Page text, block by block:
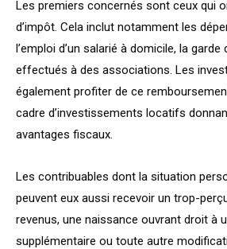
Les premiers concernés sont ceux qui
d’impôt. Cela inclut notamment les
l’emploi d’un salarié à domicile, la
effectués à des associations. Les
également profiter de ce
cadre d’investissements locatifs
avantages fiscaux.
Les contribuables dont la situation
peuvent eux aussi recevoir un trop-
revenus, une naissance ouvrant droit à
supplémentaire ou toute autre